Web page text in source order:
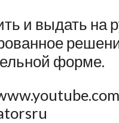
и выдать на
форме.